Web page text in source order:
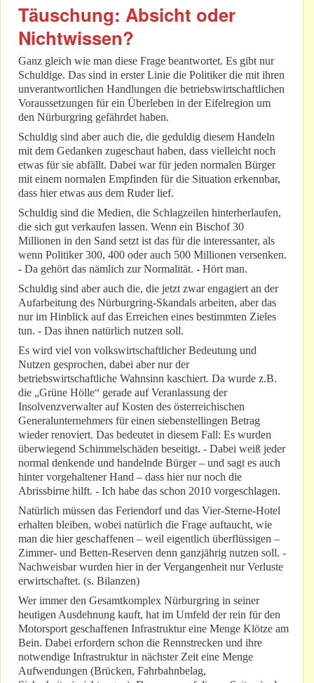
Täuschung: Absicht oder
Nichtwissen?
Ganz gleich wie man diese Frage beantwortet. Es gibt nur
Schuldige. Das sind in erster Linie die Politiker die mit ihren
unverantwortlichen Handlungen die betriebswirtschaftlichen
Voraussetzungen für ein Überleben in der Eifelregion um
den Nürburgring gefährdet haben.
Schuldig sind aber auch die, die geduldig diesem Handeln
mit dem Gedanken zugeschaut haben, dass vielleicht noch
etwas für sie abfällt. Dabei war für jeden normalen Bürger
mit einem normalen Empfinden für die Situation erkennbar,
dass hier etwas aus dem Ruder lief.
Schuldig sind die Medien, die Schlagzeilen hinterherlaufen,
die sich gut verkaufen lassen. Wenn ein Bischof 30
Millionen in den Sand setzt ist das für die interessanter, als
wenn Politiker 300, 400 oder auch 500 Millionen versenken.
- Da gehört das nämlich zur Normalität. - Hört man.
Schuldig sind aber auch die, die jetzt zwar engagiert an der
Aufarbeitung des Nürburgring-Skandals arbeiten, aber das
nur im Hinblick auf das Erreichen eines bestimmten Zieles
tun. - Das ihnen natürlich nutzen soll.
Es wird viel von volkswirtschaftlicher Bedeutung und
Nutzen gesprochen, dabei aber nur der
betriebswirtschaftliche Wahnsinn kaschiert. Da wurde z.B.
die „Grüne Hölle“ gerade auf Veranlassung der
Insolvenzverwalter auf Kosten des österreichischen
Generalunternehmers für einen siebenstellingen Betrag
wieder renoviert. Das bedeutet in diesem Fall: Es wurden
überwiegend Schimmelschäden beseitigt. - Dabei weiß jeder
normal denkende und handelnde Bürger – und sagt es auch
hinter vorgehaltener Hand – dass hier nur noch die
Abrissbirne hilft. - Ich habe das schon 2010 vorgeschlagen.
Natürlich müssen das Feriendorf und das Vier-Sterne-Hotel
erhalten bleiben, wobei natürlich die Frage auftaucht, wie
man die hier geschaffenen – weil eigentlich überflüssigen –
Zimmer- und Betten-Reserven denn ganzjährig nutzen soll. -
Nachweisbar wurden hier in der Vergangenheit nur Verluste
erwirtschaftet. (s. Bilanzen)
Wer immer den Gesamtkomplex Nürburgring in seiner
heutigen Ausdehnung kauft, hat im Umfeld der rein für den
Motorsport geschaffenen Infrastruktur eine Menge Klötze am
Bein. Dabei erfordern schon die Rennstrecken und ihre
notwendige Infrastruktur in nächster Zeit eine Menge
Aufwendungen (Brücken, Fahrbahnbelag,